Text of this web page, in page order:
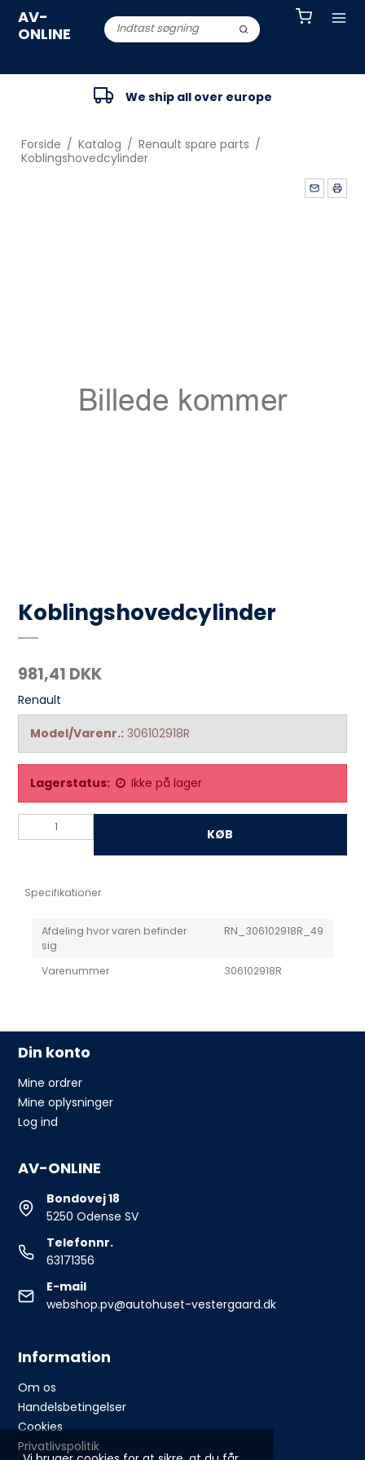
AV-
ONLINE
We ship all over europe
Forside / Katalog / Renault spare parts /
Koblingshovedcylinder
Koblingshovedcylinder
981,41 DKK
Renault
Model/Varenr.: 306102918R
Lagerstatus: Ikke på lager
KØB
Specifikationer
Afdeling hvor varen befinder
sig
RN_306102918R_49
Varenummer 306102918R
Din konto
Mine ordrer
Mine oplysninger
Log ind
AV-ONLINE
Bondovej 18
5250 Odense SV
Telefonnr.
63171356
E-mail
webshop.pv@autohuset-vestergaard.dk
Information
Om os
Handelsbetingelser
Cookies
Privatlivspolitik